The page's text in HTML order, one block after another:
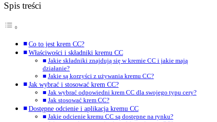
Spis treści
Co to jest krem CC?
Właściwości i składniki kremu CC
Jakie składniki znajdują się w kremie CC i jakie mają
działanie?
Jakie są korzyści z używania kremu CC?
Jak wybrać i stosować krem CC?
Jak wybrać odpowiedni krem CC dla swojego typu cery?
Jak stosować krem CC?
Dostępne odcienie i aplikacja kremu CC
Jakie odcienie kremu CC są dostępne na rynku?